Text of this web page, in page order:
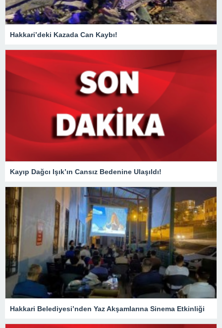
Hakkari’deki Kazada Can Kaybı!
Kayıp Dağcı Işık’ın Cansız Bedenine Ulaşıldı!
Hakkari Belediyesi’nden Yaz Akşamlarına Sinema Etkinliği